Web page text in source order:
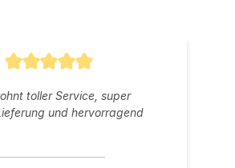
toller Service, super
und hervorragend